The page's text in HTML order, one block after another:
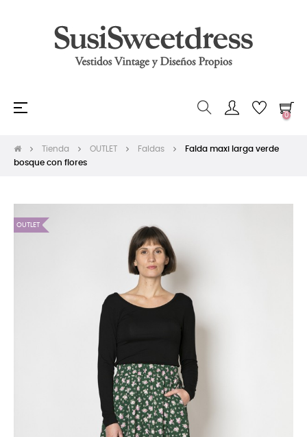
Navegación
☰
0
Tienda OUTLET Faldas
Falda maxi larga verde
bosque con flores
OUTLET